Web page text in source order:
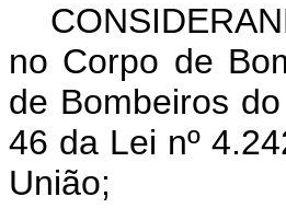
no Corpo de
de Bombeiros
46 da Lei nº
União;